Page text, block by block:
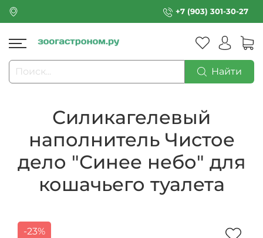
+7 (903) 301-30-27
Найти
Силикагелевый
наполнитель Чистое
дело "Синее небо" для
кошачьего туалета
-23%